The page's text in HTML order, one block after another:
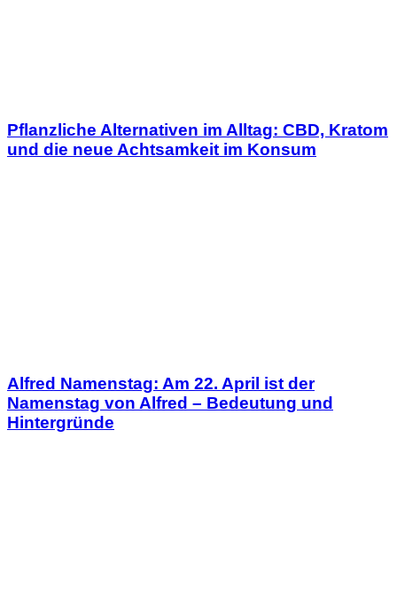
Pflanzliche Alternativen im Alltag: CBD, Kratom
und die neue Achtsamkeit im Konsum
Alfred Namenstag: Am 22. April ist der
Namenstag von Alfred – Bedeutung und
Hintergründe